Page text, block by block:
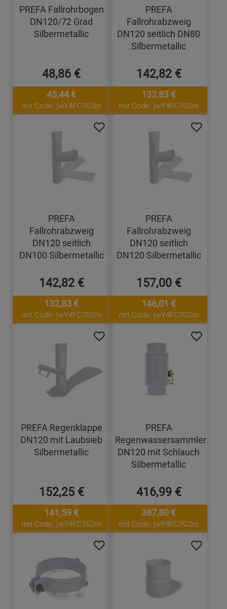
PREFA Fallrohrbogen
DN120/72 Grad
Silbermetallic
48,86 €
45,44 €
mit Code: jwY4FC7G2m
PREFA
Fallrohrabzweig
DN120 seitlich DN80
Silbermetallic
142,82 €
132,83 €
mit Code: jwY4FC7G2m
PREFA
Fallrohrabzweig
DN120 seitlich
DN100 Silbermetallic
142,82 €
132,83 €
mit Code: jwY4FC7G2m
PREFA
Fallrohrabzweig
DN120 seitlich
DN120 Silbermetallic
157,00 €
146,01 €
mit Code: jwY4FC7G2m
PREFA Regenklappe
DN120 mit Laubsieb
Silbermetallic
152,25 €
141,59 €
mit Code: jwY4FC7G2m
PREFA
Regenwassersammler
DN120 mit Schlauch
Silbermetallic
416,99 €
387,80 €
mit Code: jwY4FC7G2m